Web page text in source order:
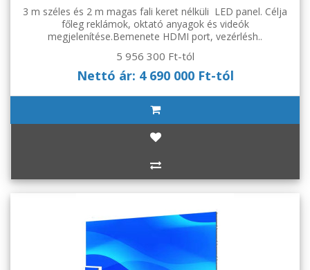
3 m széles és 2 m magas fali keret nélküli LED panel. Célja
főleg reklámok, oktató anyagok és videók
megjelenítése.Bemenete HDMI port, vezérlésh..
5 956 300 Ft-tól
Nettó ár: 4 690 000 Ft-tól